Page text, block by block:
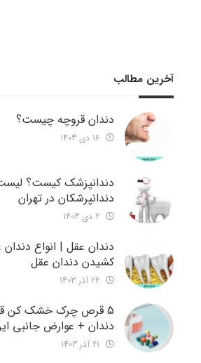
آخرین مطالب
دندان قروچه چیست؟
دندانپزشک کیست؟
دندانپرشکان در تهران
دندان عقل | انواع
کشیدن دندان عقل
5 قرص چرک خشک کن
دندان + عوارض جانبی